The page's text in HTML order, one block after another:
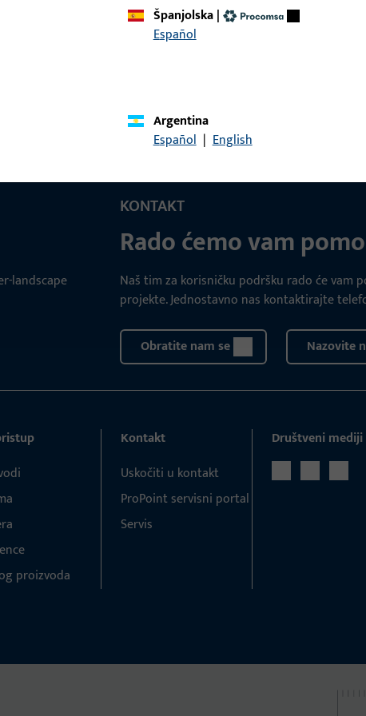
dubina
element
kutni prihvatni lim | *WINKELSCHLIESSBL.SE
KONTAKT
Rado ćemo vam
Naš tim za korisničku podršku rado će vam
projekte. Jednostavno nas kontaktirajte
Obratite nam se Nazovite
Španjolska|
Español
Argentina
Español | English
proizvoda
Kontakt
Uskočiti u kontakt
ProPoint servisni portal
Servis
Društveni mediji